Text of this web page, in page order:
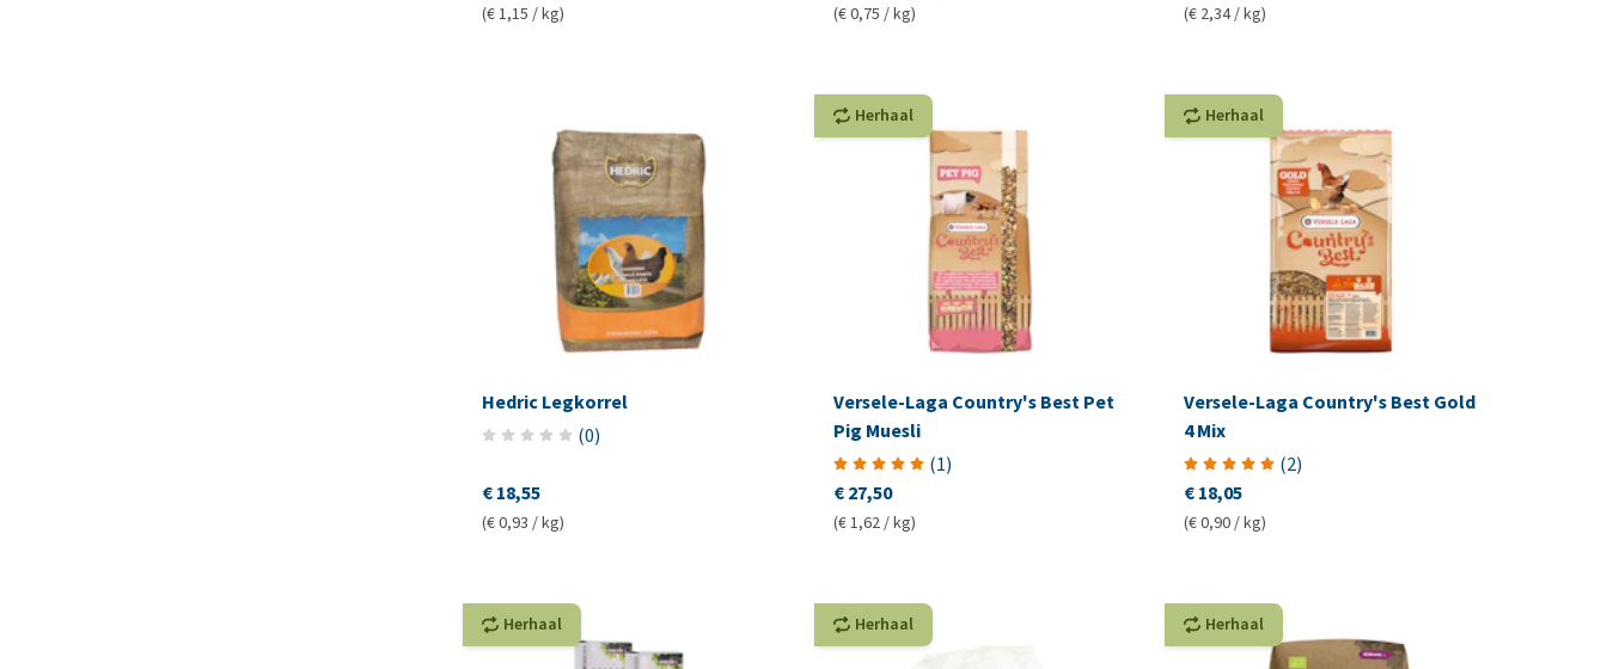
(€ 1,15 / kg) (€ 0,75 / kg) (€ 2,34 / kg)
Hedric Legkorrel
(0)
€ 18,55
(€ 0,93 / kg)
Herhaal
Versele-Laga Country's Best Pet
Pig Muesli
(1)
€ 27,50
(€ 1,62 / kg)
Herhaal
Versele-Laga Country's Best Gold
4 Mix
(2)
€ 18,05
(€ 0,90 / kg)
Herhaal Herhaal Herhaal